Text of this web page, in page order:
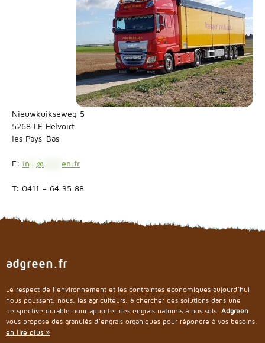
Nieuwkuikseweg 5
5268 LE Helvoirt
les Pays-Bas
E: in @ en.fr
T: 0411 – 64 35 88
adgreen.fr
Le respect de l’environnement et les contraintes économiques aujourd’hui
nous poussent, nous, les agriculteurs, à chercher des solutions dans une
perspective durable pour apporter des engrais naturels à nos sols. Adgreen
vous propose des granulés d’engrais organiques pour répondre à vos besoins.
en lire plus »